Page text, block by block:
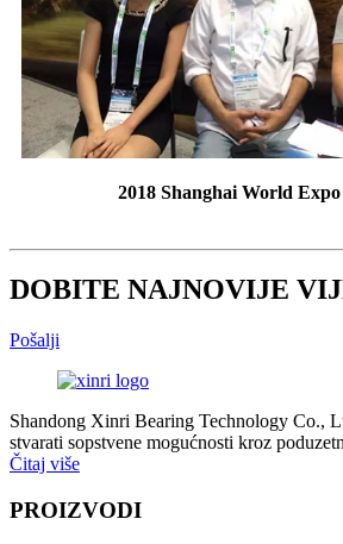
2018 Shanghai World
DOBITE NAJNOVIJE
Pošalji
Shandong Xinri Bearing Technology Co.,
stvarati sopstvene mogućnosti kroz
Čitaj više
PROIZVODI